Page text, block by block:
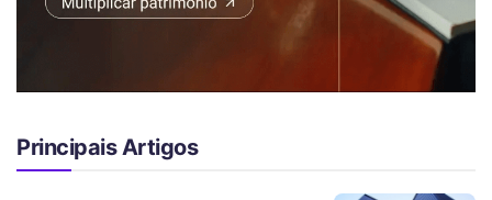
Principais Artigos